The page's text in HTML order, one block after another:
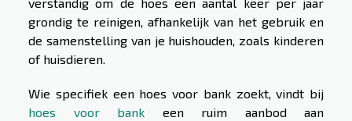
grondig te reinigen, afhankelijk van het gebruik en
de samenstelling van je huishouden, zoals kinderen
of huisdieren.
Wie specifiek een hoes voor bank zoekt, vindt bij
hoes voor bank een ruim aanbod aan